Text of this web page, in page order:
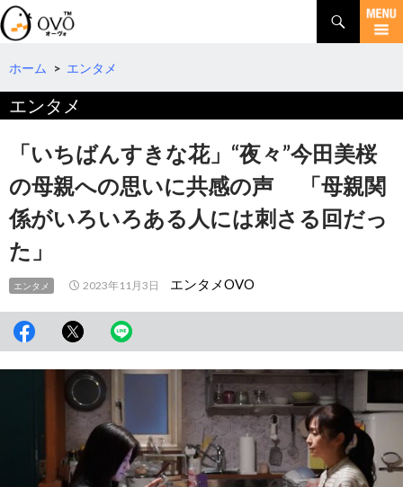
検
索
コ
テ
へ
ホーム > エンタメ
エンタメ
「いちばんすきな花」“夜々”今田美桜
の母親への思いに共感の声 「母親関
係がいろいろある人には刺さる回だっ
た」
エンタメ 2023年11月3日 エンタメOVO